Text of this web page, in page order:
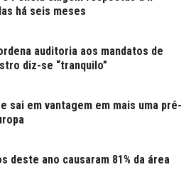
há seis meses
auditoria aos mandatos de
diz-se “tranquilo”
sai em vantagem em mais uma pré-
deste ano causaram 81% da área